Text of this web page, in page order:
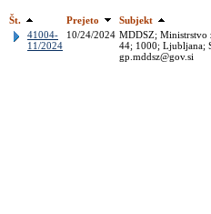
Št. Prejeto
Subjekt
41004-
11/2024
10/24/2024 MDDSZ; Ministrstvo
44; 1000; Ljubljana;
gp.mddsz@gov.si